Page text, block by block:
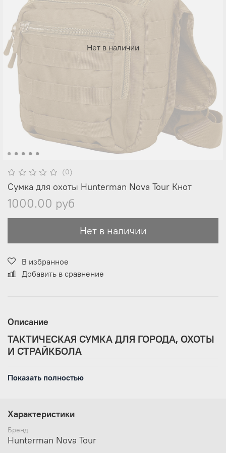
Нет в наличии
(0)
Сумка для охоты Hunterman Nova Tour Кнот
1000.00 руб
Нет в наличии
В избранное
Добавить в сравнение
Описание
ТАКТИЧЕСКАЯ СУМКА ДЛЯ ГОРОДА, ОХОТЫ
И СТРАЙКБОЛА
городской стиль милитари.
рассчитана на эксплуатацию в экстремальных условиях.
Не промокнет под небольшим дождём.
УДОБСТВО ЭКСПЛУАТАЦИИ
Показать полностью
Характеристики
Бренд
Hunterman Nova Tour